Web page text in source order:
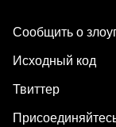
Сообщить о
Исходный код
Твиттер